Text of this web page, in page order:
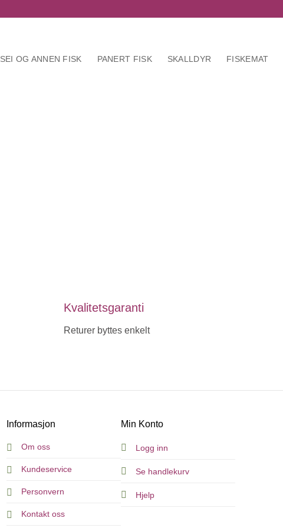
SEI OG ANNEN FISK PANERT FISK SKALLDYR FISKEMAT
Kvalitetsgaranti
Returer byttes enkelt
Informasjon
Om oss
Kundeservice
Personvern
Kontakt oss
Min Konto
Logg inn
Se handlekurv
Hjelp